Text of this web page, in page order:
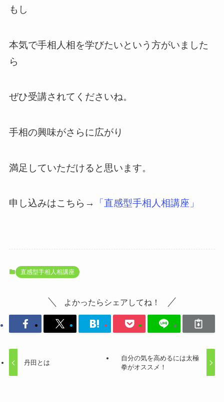
もし
本気で手相人相を学びたいという方がいました
ら
ぜひ受講されてくださいね。
手相の興味がさらに広がり
満足していただけると思います。
申し込みはこちら→ 「直感型手相人相講座」
直感型手相人相講座
よかったらシェアしてね！
丹田とは
自分の気を高めるには太極
拳がオススメ！